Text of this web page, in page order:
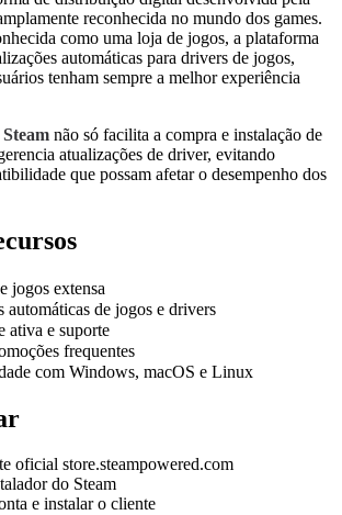
reconhecida no mundo dos games.
como uma loja de jogos, a plataforma
automáticas para drivers de jogos,
tenham sempre a melhor experiência
Steam não só facilita a compra e instalação de
atualizações de driver, evitando
que possam afetar o desempenho dos
jogos extensa
automáticas de jogos e drivers
ativa e suporte
frequentes
com Windows, macOS e Linux
oficial store.steampowered.com
do Steam
e instalar o cliente